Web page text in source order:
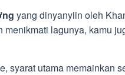
yang dinyanyiin oleh
menikmati lagunya, kamu
syarat utama memainkan